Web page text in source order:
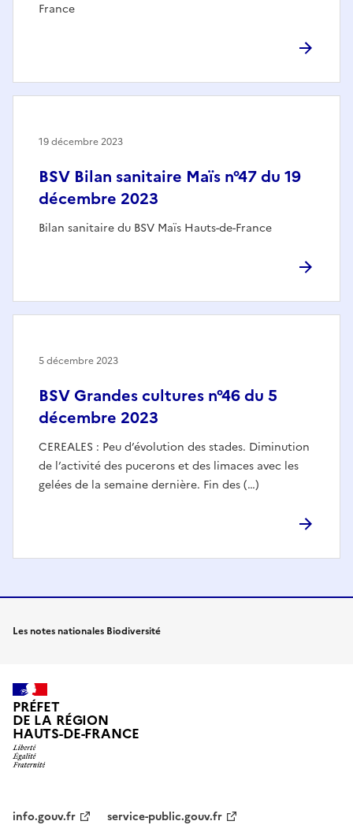
France
BSV Bilan sanitaire Maïs n°47 du 19
décembre 2023
Bilan sanitaire du BSV Maïs Hauts-de-France
19 décembre 2023
BSV Grandes cultures n°46 du 5
décembre 2023
CEREALES : Peu d’évolution des stades. Diminution
de l’activité des pucerons et des limaces avec les
gelées de la semaine dernière. Fin des (…)
5 décembre 2023
Les notes nationales Biodiversité
PRÉFET
DE LA RÉGION
HAUTS-DE-FRANCE
info.gouv.fr service-public.gouv.fr